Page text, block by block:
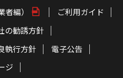
編）
ご利用ガイド
の勧誘方針
執行方針
電子公告
ジ